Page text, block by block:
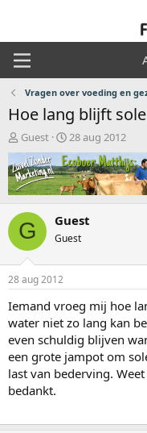
Vragen over voeding en
Hoe lang blijft
O
n
d
e
r
w
e
r
p
s
t
r
t
e
r
Guest
S
t
a
r
t
a
t
m
28 aug 2012
G Guest
Guest
28 aug 2012
Iemand vroeg mij hoe
water niet zo lang kan
even schuldig blijven
een grote jampot om
last van bederving.
bedankt.